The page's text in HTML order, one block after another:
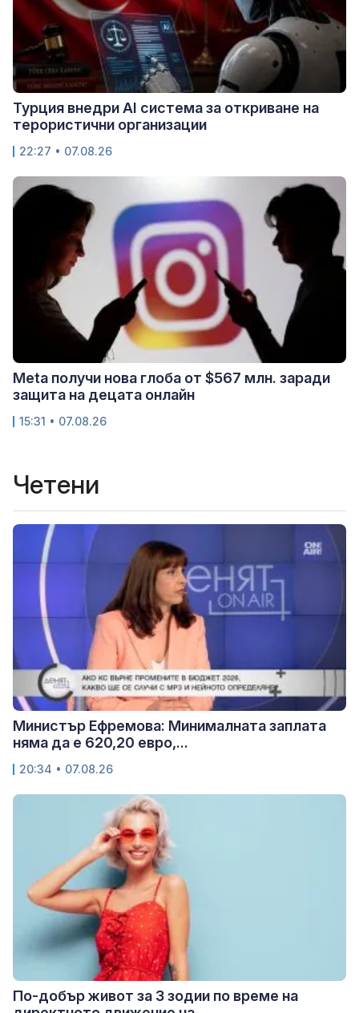
Турция внедри AI система за откриване на
терористични организации
22:27 • 07.08.26
Meta получи нова глоба от $567 млн. заради
защита на децата онлайн
15:31 • 07.08.26
Четени
Министър Ефремова: Минималната заплата
няма да е 620,20 евро,...
20:34 • 07.08.26
По-добър живот за 3 зодии по време на